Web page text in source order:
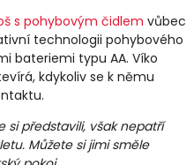
s pohybovým čidlem vůbec
technologii pohybového
bateriemi typu AA. Víko
kdykoliv se k němu
si představili, však nepatří
Můžete si jimi směle